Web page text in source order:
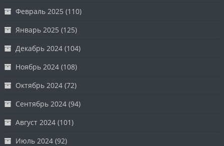
Февраль 2025 (110)
Январь 2025 (125)
Декабрь 2024 (104)
Ноябрь 2024 (108)
Октябрь 2024 (72)
Сентябрь 2024 (94)
Август 2024 (101)
Июль 2024 (92)